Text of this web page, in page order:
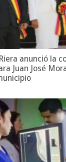
anunció la
Juan José